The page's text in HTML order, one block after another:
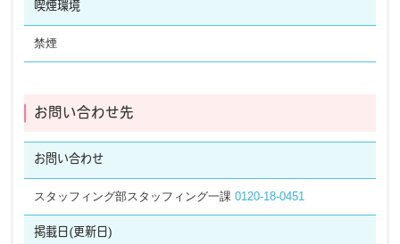
喫煙環境
禁煙
お問い合わせ先
お問い合わせ
スタッフィング部スタッフィング一課0120-18-0451
掲載日 (更新日)